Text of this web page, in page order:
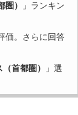
）
」ランキン
価。さらに回答
首都圏）
」選